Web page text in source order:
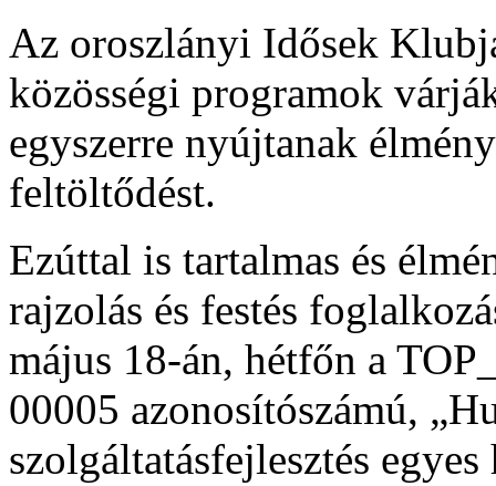
Az oroszlányi Idősek
közösségi programok
egyszerre nyújtanak
feltöltődést.
Ezúttal is tartalmas és
rajzolás és festés
május 18-án, hétfőn a
00005 azonosítószámú,
szolgáltatásfejlesztés